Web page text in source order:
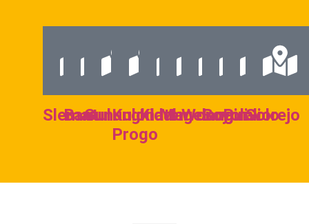
Sleman
Bantul
Gunungkidul
Kulon
Progo
Klaten
Magelang
Wonogiri
Boyolali
Purworejo
Solo